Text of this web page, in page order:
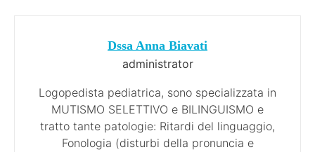
Dssa Anna Biavati
administrator
Logopedista pediatrica, sono specializzata in
MUTISMO SELETTIVO e BILINGUISMO e
tratto tante patologie: Ritardi del linguaggio,
Fonologia (disturbi della pronuncia e